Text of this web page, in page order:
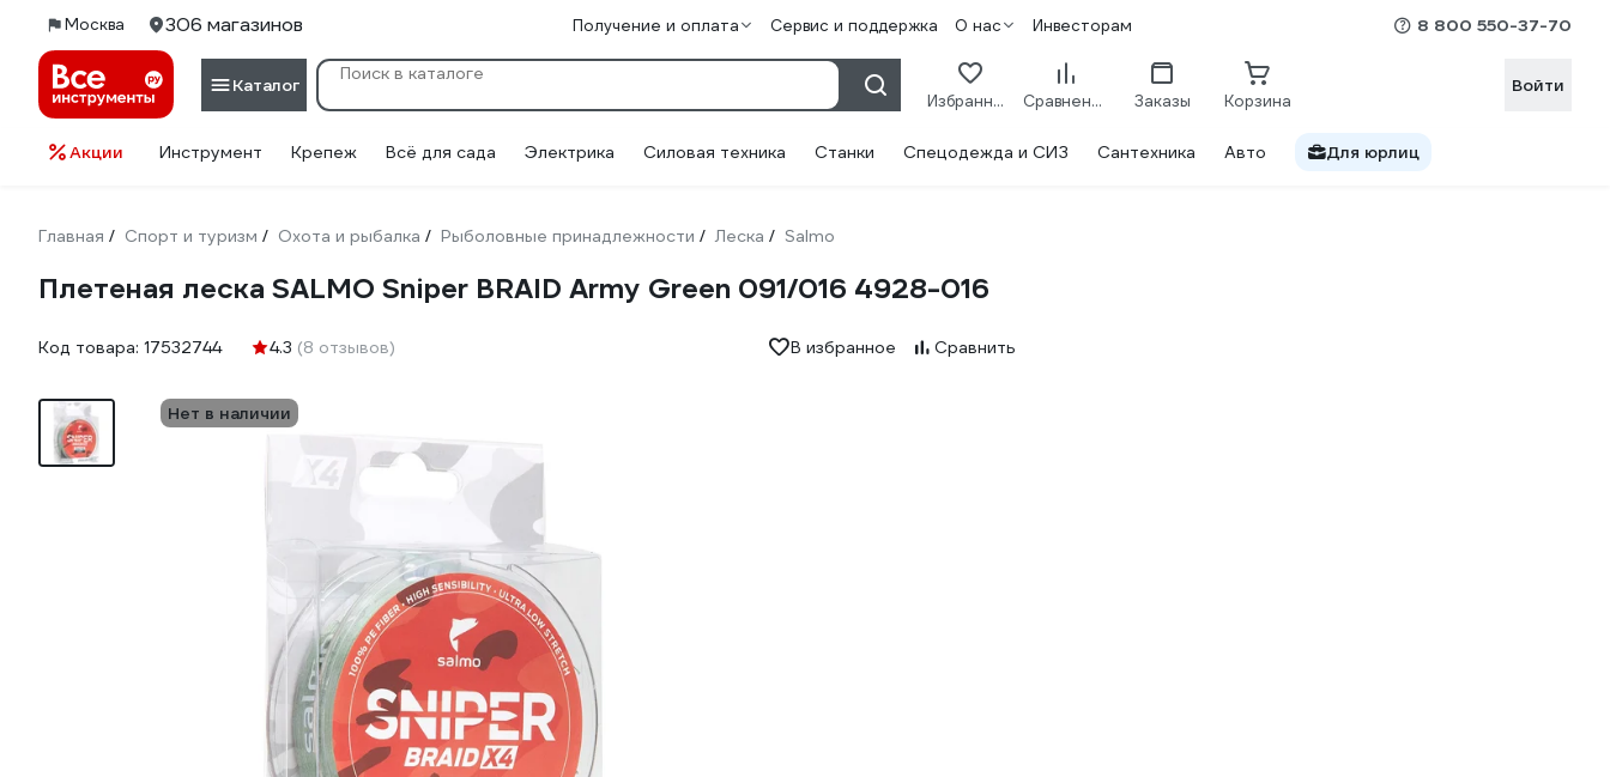
Москва 306 магазинов Получение и оплата Сервис и поддержка О нас Инвесторам 8 800 550-37-70
Каталог
Избранное Сравнение Заказы Корзина
Войти
Акции Инструмент Крепеж Всё для сада Электрика Силовая техника Станки Спецодежда и СИЗ Сантехника Авто Для юрлиц
Главная / Спорт и туризм / Охота и рыбалка / Рыболовные принадлежности / Леска / Salmo
Плетеная леска SALMO Sniper BRAID Army Green 091/016 4928-016
Код товара: 17532744 4.3 (8 отзывов) В избранное Сравнить
Нет в наличии